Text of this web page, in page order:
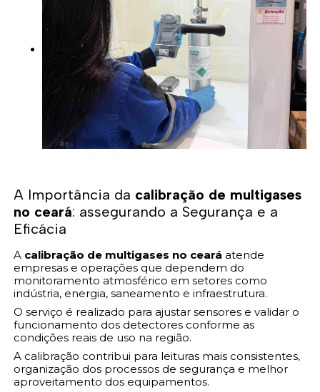
A Importância da calibração de multigases
no ceará: assegurando a Segurança e a
Eficácia
A calibração de multigases no ceará atende
empresas e operações que dependem do
monitoramento atmosférico em setores como
indústria, energia, saneamento e infraestrutura.
O serviço é realizado para ajustar sensores e validar o
funcionamento dos detectores conforme as
condições reais de uso na região.
A calibração contribui para leituras mais consistentes,
organização dos processos de segurança e melhor
aproveitamento dos equipamentos.